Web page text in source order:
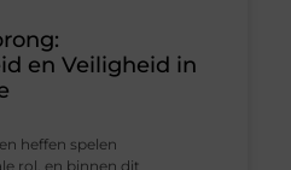
en Veiligheid in
heffen spelen
rol, en binnen dit